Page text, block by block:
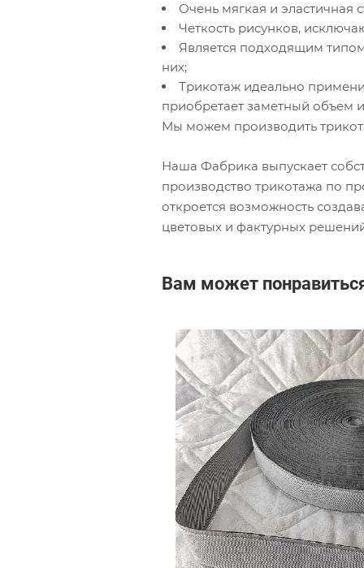
Очень мягкая и эластичная
Четкость рисунков,
Является подходящим
них;
Трикотаж идеально
приобретает заметный объем
Мы можем производить
Наша Фабрика выпускает
производство трикотажа по
откроется возможность
цветовых и фактурных
Вам может